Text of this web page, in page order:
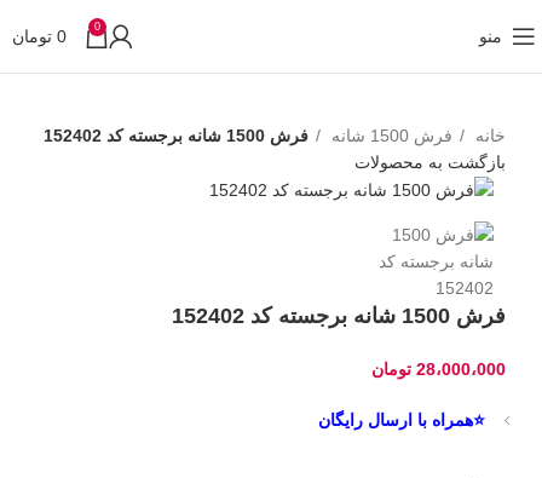
منو 0
0 تومان
خانه فرش 1500 شانه
فرش 1500 شانه برجسته کد 152402
بازگشت به محصولات
فرش 1500 شانه برجسته کد 152402
28،000،000 تومان
⭐همراه با ارسال رایگان